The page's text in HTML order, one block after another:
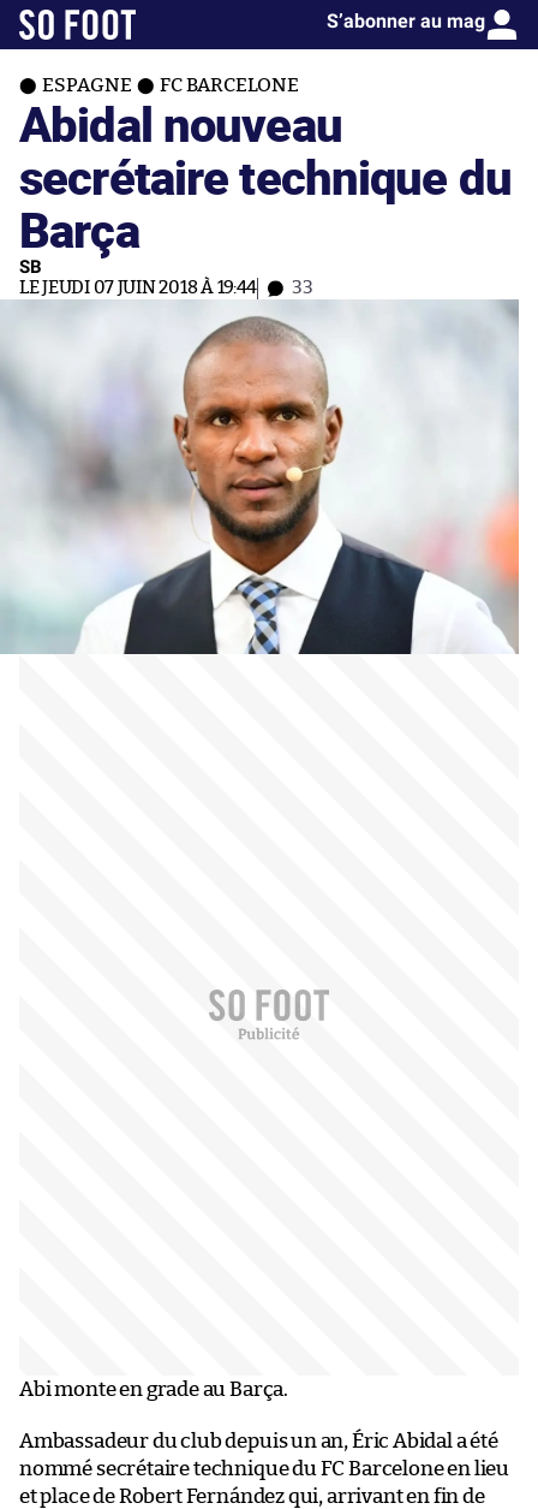
S’abonner au mag
ESPAGNE FC BARCELONE
Abidal nouveau
secrétaire technique du
Barça
SB
LE JEUDI 07 JUIN 2018 À 19:44 33
Abi monte en grade au Barça.
Ambassadeur du club depuis un an, Éric Abidal a été
nommé secrétaire technique du FC Barcelone en lieu
et place de Robert Fernández qui, arrivant en fin de